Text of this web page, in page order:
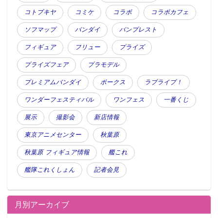
コトブキヤ コミケ コラボ コラボカフェ
ソフマップ バンダイ バンプレスト
フィギュア フリュー プライズ
プライズフェア プラモデル
プレミアムバンダイ ボークス ラブライブ！
ワンダーフェスティバル ワンフェス 一番くじ
展示 撮影会 新店情報
東京アニメセンター 秋葉原
秋葉原 フィギュア情報 艦これ
艦隊これくしょん 記者会見
月別アーカイブ